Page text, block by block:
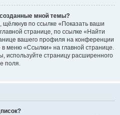
мной темы?
по ссылке «Показать ваши
странице, по ссылке «Найти
вашего профиля на конференции
меню «Ссылки» на главной странице.
используйте страницу расширенного
поля.